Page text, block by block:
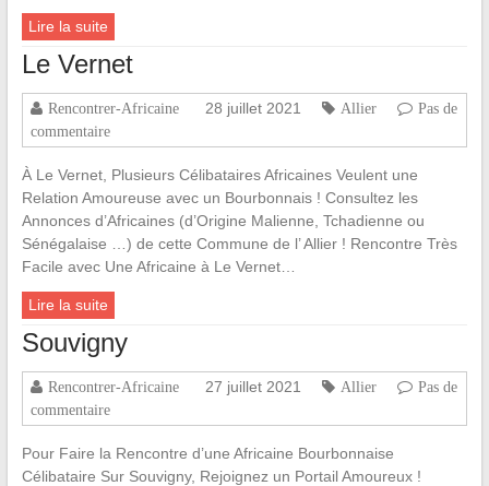
Lire la suite
Le Vernet
Rencontrer-Africaine 28 juillet 2021 Allier
Pas de
commentaire
À Le Vernet, Plusieurs Célibataires Africaines Veulent une
Relation Amoureuse avec un Bourbonnais ! Consultez les
Annonces d’Africaines (d’Origine Malienne, Tchadienne ou
Sénégalaise …) de cette Commune de l’ Allier ! Rencontre Très
Facile avec Une Africaine à Le Vernet…
Lire la suite
Souvigny
Rencontrer-Africaine 27 juillet 2021 Allier
Pas de
commentaire
Pour Faire la Rencontre d’une Africaine Bourbonnaise
Célibataire Sur Souvigny, Rejoignez un Portail Amoureux !